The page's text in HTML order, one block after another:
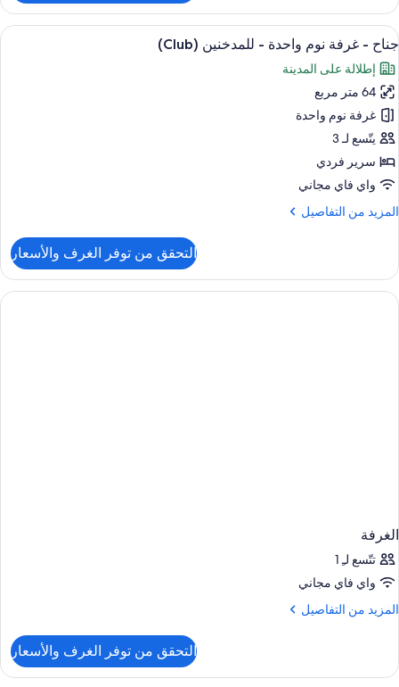
غرفة
كلاسيكية
-
سريران
فرديان
منفصلان
استعراض
جميع
صور
جناح
-
غرفة
نوم
واحدة
للمدخنين
8
جناح - غرفة نوم واحدة - للمدخنين (Club)
إطلالة على المدينة
64 متر مربع
غرفة نوم واحدة
يتّسع لـ 3
سرير فردي
واي فاي مجاني
المزيد من التفاصيل
المزيد
جناح
غرفة
التحقق من توفر الغرف والأسعار
الغرفة
تتّسع لـِ 1
واي فاي مجاني
المزيد من التفاصيل
المزيد
الغرفة
التحقق من توفر الغرف والأسعار